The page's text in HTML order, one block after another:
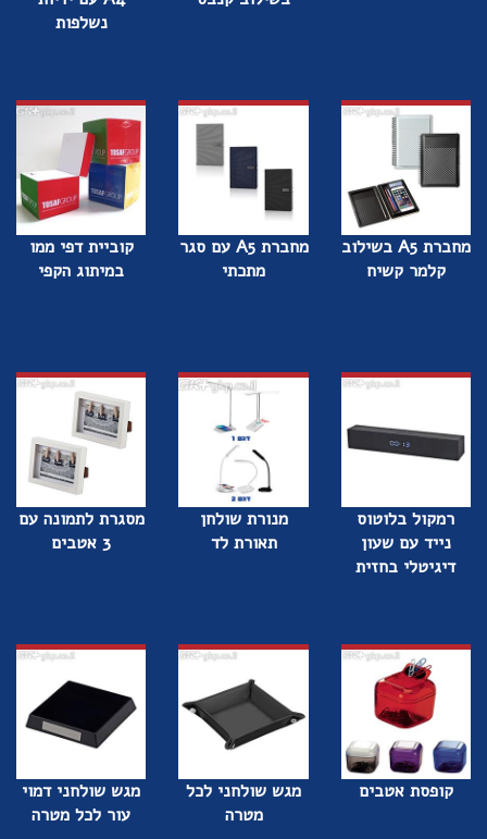
נשלפות
מחברת A5 בשילוב
קלמר קשיח
מחברת A5 עם סגר
מתכתי
קוביית דפי ממו
במיתוג הקפי
רמקול בלוטוס
נייד עם שעון
דיגיטלי בחזית
מנורת שולחן
תאורת לד
מסגרת לתמונה עם
3 אטבים
קופסת אטבים
מגש שולחני לכל
מטרה
מגש שולחני דמוי
עור לכל מטרה